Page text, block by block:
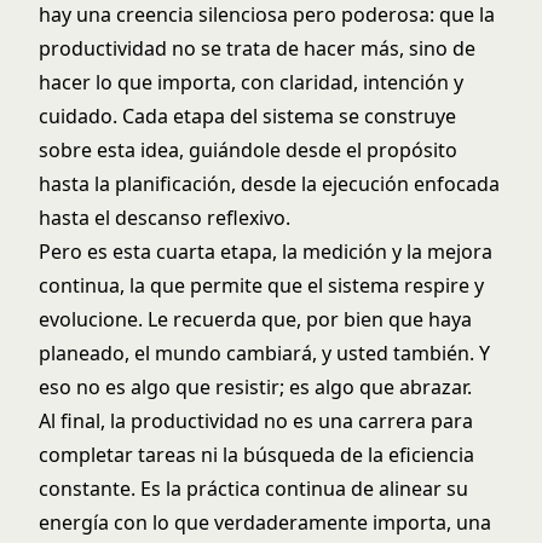
hay una creencia silenciosa pero poderosa: que la
productividad no se trata de hacer más, sino de
hacer lo que importa, con claridad, intención y
cuidado. Cada etapa del sistema se construye
sobre esta idea, guiándole desde el propósito
hasta la planificación, desde la ejecución enfocada
hasta el descanso reflexivo.
Pero es esta cuarta etapa, la medición y la mejora
continua, la que permite que el sistema respire y
evolucione. Le recuerda que, por bien que haya
planeado, el mundo cambiará, y usted también. Y
eso no es algo que resistir; es algo que abrazar.
Al final, la productividad no es una carrera para
completar tareas ni la búsqueda de la eficiencia
constante. Es la práctica continua de alinear su
energía con lo que verdaderamente importa, una